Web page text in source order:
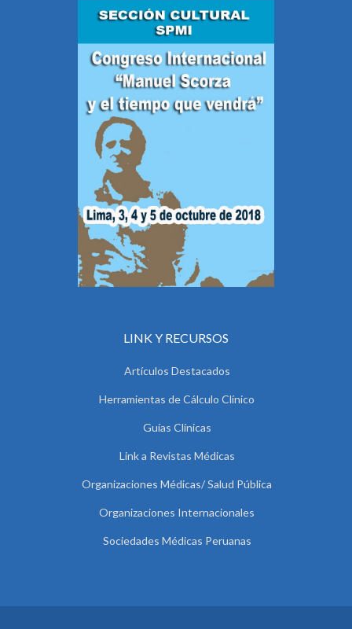
LINK Y RECURSOS
Artículos Destacados
Herramientas de Cálculo Clínico
Guías Clínicas
Link a Revistas Médicas
Organizaciones Médicas/ Salud Pública
Organizaciones Internacionales
Sociedades Médicas Peruanas